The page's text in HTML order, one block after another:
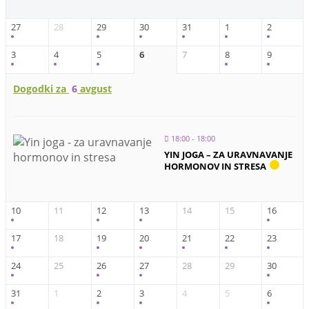
Beremo
Brezplačne E-Knjige
Otroci in vzgoja
Zakon privlačnosti
ZDRAVJE
27 28 29 30 31 1 2
3 4 5 6 7 8 9
Dogodki za 6 avgust
18:00 - 18:00
YIN JOGA – ZA URAVNAVANJE
HORMONOV IN STRESA
10 11 12 13 14 15 16
17 18 19 20 21 22 23
24 25 26 27 28 29 30
31 1 2 3 4 5 6